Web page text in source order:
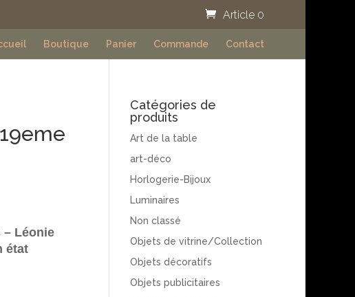
Article 0
Boutique Panier Commande Contact
– Léonie
état
Catégories de
produits
Art de la table
art-déco
Horlogerie-Bijoux
Luminaires
Non classé
Objets de vitrine/Collection
Objets décoratifs
Objets publicitaires